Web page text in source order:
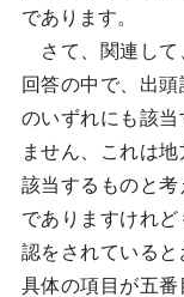
であります。
さて、関連して
回答の中で、出
のいずれにも該
ません、これは
該当するものと
でありますけれ
認をされている
具体の項目が五